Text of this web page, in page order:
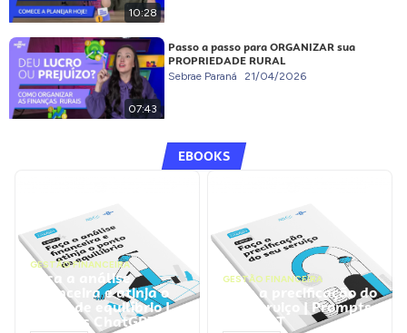
10:28
07:43
Passo a passo para ORGANIZAR sua
PROPRIEDADE RURAL
Sebrae Paraná 21/04/2026
EBOOKS
GESTÃO FINANCEIRA
Faça a análise
financeira e atinja o
ponto de equilíbrio |
Prompts ChatGPT
GESTÃO FINANCEIRA
Faça a precificação do
seu serviço | Prompts
ChatGPT